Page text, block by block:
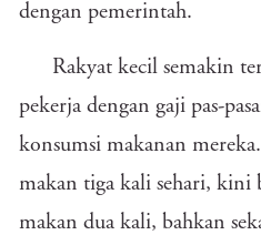
dengan pemerintah.
Rakyat kecil semakin
pekerja dengan gaji pas-
konsumsi makanan
makan tiga kali sehari, kini
makan dua kali, bahkan